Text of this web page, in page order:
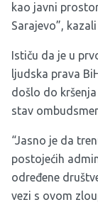
kao javni
Sarajevo”,
Ističu da je u
ljudska prava
došlo do
stav
“Jasno je da
postojećih
određene
vezi s ovom